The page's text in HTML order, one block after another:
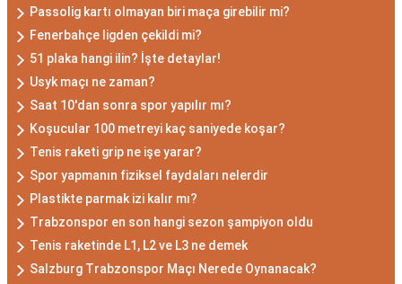
Passolig kartı olmayan biri maça girebilir mi?
Fenerbahçe ligden çekildi mi?
51 plaka hangi ilin? İşte detaylar!
Usyk maçı ne zaman?
Saat 10'dan sonra spor yapılır mı?
Koşucular 100 metreyi kaç saniyede koşar?
Tenis raketi grip ne işe yarar?
Spor yapmanın fiziksel faydaları nelerdir
Plastikte parmak izi kalır mı?
Trabzonspor en son hangi sezon şampiyon oldu
Tenis raketinde L1, L2 ve L3 ne demek
Salzburg Trabzonspor Maçı Nerede Oynanacak?